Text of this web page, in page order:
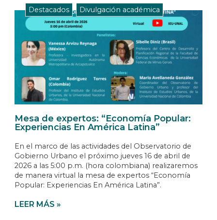
Destacados , Divulgación académica
Mesa de expertos: “Economía Popular:
Experiencias En América Latina”
En el marco de las actividades del Observatorio de
Gobierno Urbano el próximo jueves 16 de abril de
2026 a las 5:00 p.m. (hora colombiana) realizaremos
de manera virtual la mesa de expertos “Economía
Popular: Experiencias En América Latina”.
LEER MÁS »